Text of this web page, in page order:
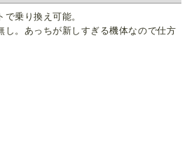
乗り換え可能。
し。あっちが新しすぎる機体なので仕方